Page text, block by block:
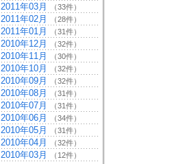
2011年03月 （33件）
2011年02月 （28件）
2011年01月 （31件）
2010年12月 （32件）
2010年11月 （30件）
2010年10月 （32件）
2010年09月 （32件）
2010年08月 （31件）
2010年07月 （31件）
2010年06月 （34件）
2010年05月 （31件）
2010年04月 （32件）
2010年03月 （12件）